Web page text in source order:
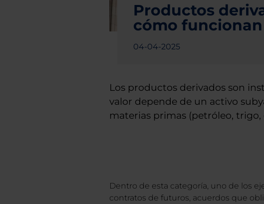
Productos
cómo funcionan
04-04-2025
Los productos derivados son
valor depende de un activo
materias primas (petróleo, trigo,
Dentro de esta categoría, uno de los
contratos de futuros, acuerdos que